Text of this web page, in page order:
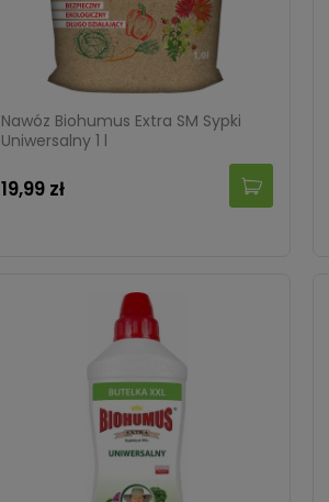
Nawóz Biohumus Extra SM Sypki
Uniwersalny 1 l
19,99 zł